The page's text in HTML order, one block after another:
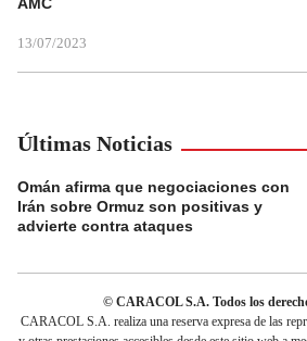
AMC
13/07/2023
Últimas Noticias
Omán afirma que negociaciones con
Irán sobre Ormuz son positivas y
advierte contra ataques
© CARACOL S.A. Todos los
CARACOL S.A. realiza una reserva expresa de las